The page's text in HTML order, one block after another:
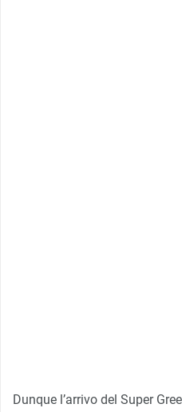
Dunque l’arrivo del Super